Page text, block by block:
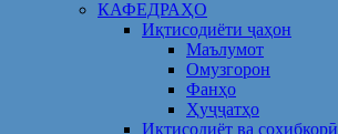
КАФЕДРАҲО
Иқтисодиёти ҷаҳон
Маълумот
Омузгорон
Фанҳо
Ҳуҷҷатҳо
Иқтисодиёт ва соҳибкорӣ